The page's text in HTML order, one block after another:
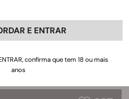
E ENTRAR
confirma que tem 18 ou mais
anos